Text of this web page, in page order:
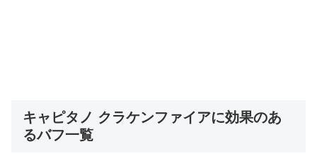
キャピタノ クラケンファイアに効果のあ
るバフ一覧